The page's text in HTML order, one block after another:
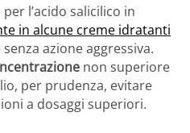
l’acido salicilico in
in alcune creme idratanti
azione aggressiva.
non superiore
per prudenza, evitare
a dosaggi superiori.